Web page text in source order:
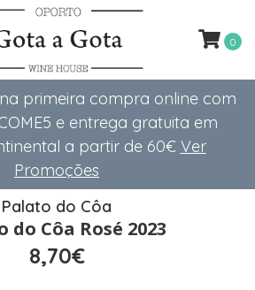
primeira compra online com
e entrega gratuita em
a partir de 60€ Ver
Promoções
0
Palato do Côa
do Côa Rosé 2023
8,70€